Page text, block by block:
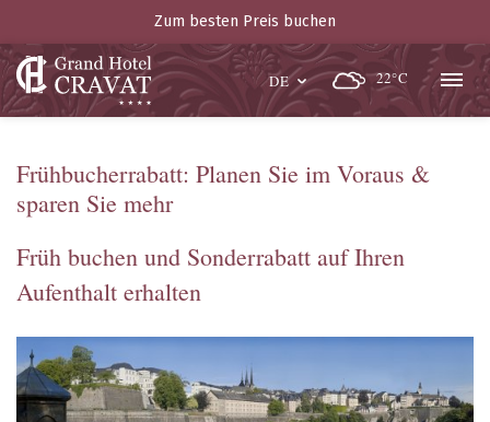
Zum besten Preis buchen
DE 22°C
Frühbucherrabatt: Planen Sie im Voraus &
sparen Sie mehr
Früh buchen und Sonderrabatt auf Ihren
Aufenthalt erhalten